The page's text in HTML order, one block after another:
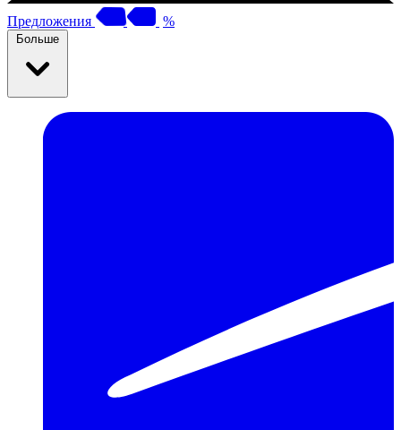
Предложения %
Больше